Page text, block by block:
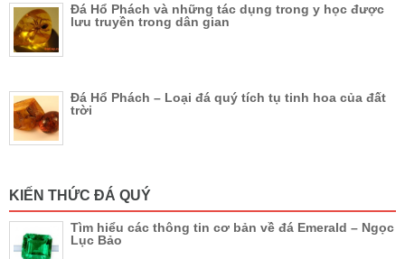
Đá Hổ Phách và những tác dụng trong y học được
lưu truyền trong dân gian
Đá Hổ Phách – Loại đá quý tích tụ tinh hoa của đất
trời
KIẾN THỨC ĐÁ QUÝ
Tìm hiểu các thông tin cơ bản về đá Emerald – Ngọc
Lục Bảo